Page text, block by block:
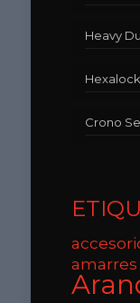
Heavy
Hexalock
Crono
amarres